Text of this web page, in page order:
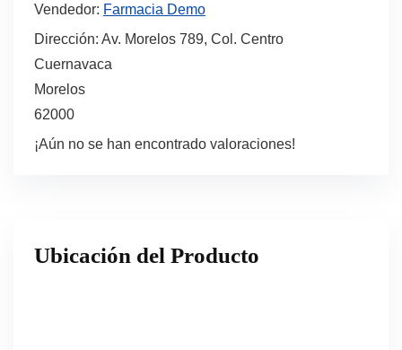
Vendedor: Farmacia Demo
Dirección: Av. Morelos 789, Col. Centro
Cuernavaca
Morelos
62000
¡Aún no se han encontrado valoraciones!
Ubicación del Producto